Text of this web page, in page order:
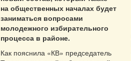
на общественных началах будет
заниматься вопросами
молодежного избирательного
процесса в районе.
Как пояснила «КВ» председатель